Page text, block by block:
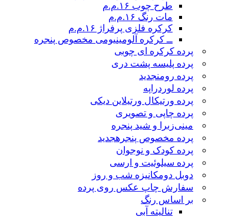
طرح چوب ۱۶.م.م
مات رنگ ۱۶.م.م
کرکره فلزی پرفراژ ۱۶.م.م
ــ کرکره آلومینیومی مخصوص پنجره
پرده کرکره ای چوبی
پرده پلیسه پشت دری
پرده رومنجدید
پرده لوردراپه
پرده ورتیکال ورتیلاین دیکی
پرده چاپی و تصویری
مینی‌زبرا و شید پنجره
پرده مخصوص پنجرهجدید
پرده کودک و نوجوان
پرده سیلوئیت و ارسی
دوبل دومکانیزه شب و روز
سفارش چاپ عکس روی پرده
بر اساس رنگ
تنالیته آبی